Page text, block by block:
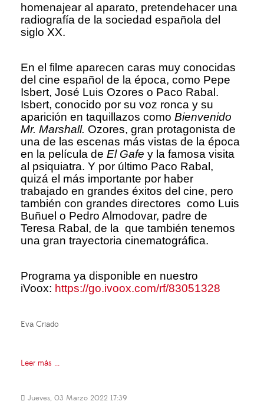
homenajear al aparato, pretendehacer una
radiografía de la sociedad española del
siglo XX.
En el filme aparecen caras muy conocidas
del cine español de la época, como Pepe
Isbert, José Luis Ozores o Paco Rabal.
Isbert, conocido por su voz ronca y su
aparición en taquillazos como Bienvenido
Mr. Marshall. Ozores, gran protagonista de
una de las escenas más vistas de la época
en la película de El Gafe y la famosa visita
al psiquiatra. Y por último Paco Rabal,
quizá el más importante por haber
trabajado en grandes éxitos del cine, pero
también con grandes directores como Luis
Buñuel o Pedro Almodovar, padre de
Teresa Rabal, de la que también tenemos
una gran trayectoria cinematográfica.
Programa ya disponible en nuestro
iVoox: https://go.ivoox.com/rf/83051328
Eva Criado
Leer más ...
Jueves, 03 Marzo 2022 17:39